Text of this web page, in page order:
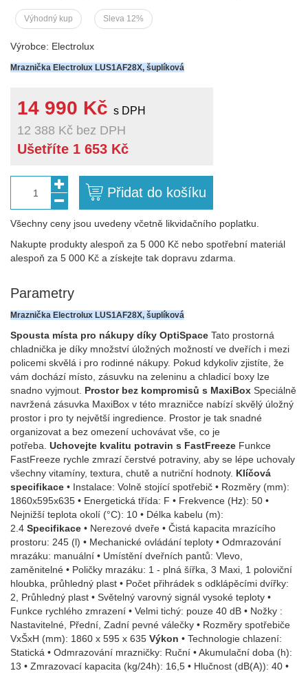
Výhodný kup Sleva 12%
Výrobce: Electrolux
Mraznička Electrolux LUS1AF28X, šuplíková
14 990 Kč s DPH
12 388 Kč bez DPH
Ušetříte 1 653 Kč
1 Přidat do košíku
Všechny ceny jsou uvedeny včetně likvidačního poplatku.
Nakupte produkty alespoň za 5 000 Kč nebo spotřební materiál
alespoň za 5 000 Kč a získejte tak dopravu zdarma.
Parametry
Mraznička Electrolux LUS1AF28X, šuplíková
Spousta místa pro nákupy díky OptiSpace Tato prostorná
chladnička je díky množství úložných možností ve dveřích i mezi
policemi skvělá i pro rodinné nákupy. Pokud kdykoliv zjistíte, že
vám dochází místo, zásuvku na zeleninu a chladicí boxy lze
snadno vyjmout. Prostor bez kompromisů s MaxiBox Speciálně
navržená zásuvka MaxiBox v této mrazničce nabízí skvělý úložný
prostor i pro ty největší ingredience. Prostor je tak snadné
organizovat a bez omezení uchovávat vše, co je
potřeba. Uchovejte kvalitu potravin s FastFreeze Funkce
FastFreeze rychle zmrazí čerstvé potraviny, aby se lépe uchovaly
všechny vitamíny, textura, chutě a nutriční hodnoty. Klíčová
specifikace • Instalace: Volně stojící spotřebič • Rozměry (mm):
1860x595x635 • Energetická třída: F • Frekvence (Hz): 50 •
Nejnižší teplota okolí (°C): 10 • Délka kabelu (m):
2.4 Specifikace • Nerezové dveře • Čistá kapacita mrazícího
prostoru: 245 (l) • Mechanické ovládání teploty • Odmrazování
mrazáku: manuální • Umístění dveřních pantů: Vlevo,
zaměnitelné • Poličky mrazáku: 1 - plná šířka, 3 Maxi, 1 poloviční
hloubka, průhledný plast • Počet přihrádek s odklápěcími dvířky:
2, Průhledný plast • Světelný varovný signál vysoké teploty •
Funkce rychlého zmrazení • Velmi tichý: pouze 40 dB • Nožky :
Nastavitelné, Přední, Zadní pevné válečky • Rozměry spotřebiče
VxŠxH (mm): 1860 x 595 x 635 Výkon • Technologie chlazení:
Statická • Odmrazování mrazničky: Ruční • Akumulační doba (h):
13 • Zmrazovací kapacita (kg/24h): 16,5 • Hlučnost (dB(A)): 40 •